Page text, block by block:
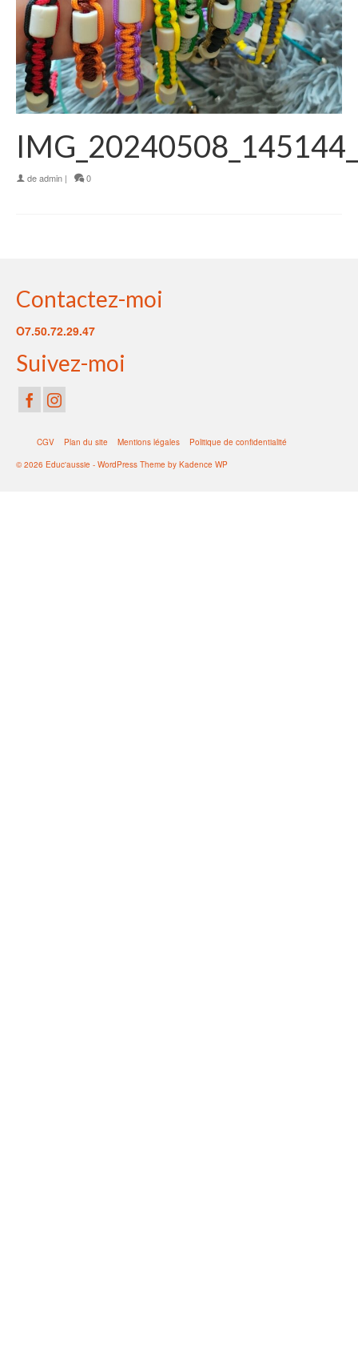
deadmin | 0
Contactez-moi
O7.50.72.29.47
Suivez-moi
CGV Plan du site Mentions légales
Politique de confidentialité
© 2026 Educ'aussie - WordPress Theme by Kadence WP